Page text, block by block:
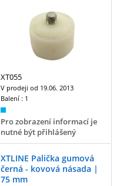
XT055
V prodeji od 19.06. 2013
Balení : 1
Pro zobrazení informací je
nutné být přihlášený
XTLINE Palička gumová
černá - kovová násada |
75 mm